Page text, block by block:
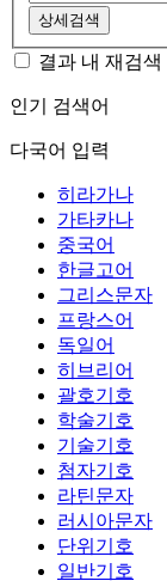
상세검색
결과 내 재검색
인기 검색어
다국어 입력
히라가나
가타카나
중국어
한글고어
그리스문자
프랑스어
독일어
히브리어
괄호기호
학술기호
기술기호
첨자기호
라틴문자
러시아문자
단위기호
일반기호